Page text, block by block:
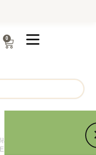
0
maistas
– CAT Dry NEUTERED